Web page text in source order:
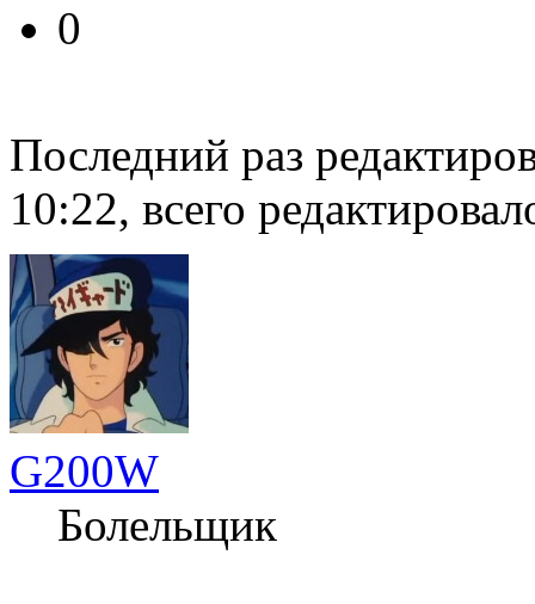
0
Последний раз
10:22, всего
G200W
Болельщик